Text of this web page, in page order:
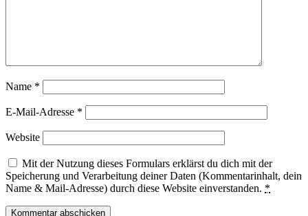
Name *
E-Mail-Adresse *
Website
Mit der Nutzung dieses Formulars erklärst du dich mit der
Speicherung und Verarbeitung deiner Daten (Kommentarinhalt, dein
Name & Mail-Adresse) durch diese Website einverstanden. *